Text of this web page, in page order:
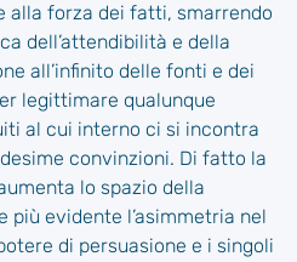
alla forza dei fatti, smarrendo
dell’attendibilità e della
all’infinito delle fonti e dei
legittimare qualunque
al cui interno ci si incontra
convinzioni. Di fatto la
lo spazio della
più evidente l’asimmetria nel
di persuasione e i singoli